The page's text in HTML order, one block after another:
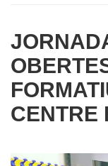
CENTRE